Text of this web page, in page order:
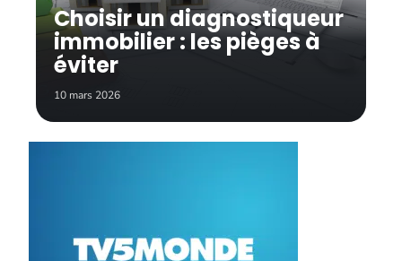
Choisir un diagnostiqueur
immobilier : les pièges à
éviter
10 mars 2026